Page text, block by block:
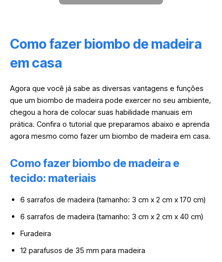
Como fazer biombo de madeira
em casa
Agora que você já sabe as diversas vantagens e funções
que um biombo de madeira pode exercer no seu ambiente,
chegou a hora de colocar suas habilidade manuais em
prática. Confira o tutorial que preparamos abaixo e aprenda
agora mesmo como fazer um biombo de madeira em casa.
Como fazer biombo de madeira e
tecido: materiais
6 sarrafos de madeira (tamanho: 3 cm x 2 cm x 170 cm)
6 sarrafos de madeira (tamanho: 3 cm x 2 cm x 40 cm)
Furadeira
12 parafusos de 35 mm para madeira